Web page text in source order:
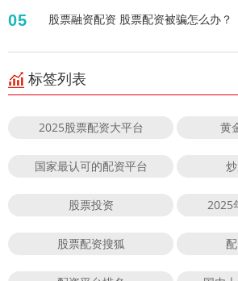
05 股票融资配资 股票配资被骗怎么办？
标签列表
2025股票配资大平台 黄
国家最认可的配资平台
股票投资 2025
股票配资搜狐